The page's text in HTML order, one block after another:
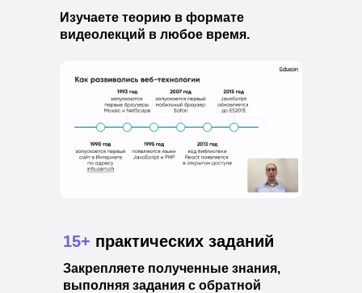
Изучаете теорию в формате
видеолекций в любое время.
15+ практических заданий
Закрепляете полученные знания,
выполняя задания с обратной